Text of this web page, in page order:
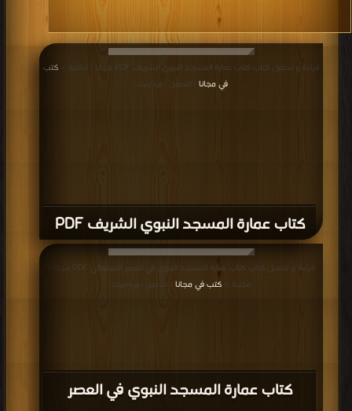
كتاب عمارة المسجد النبوي الشريف PDF
قراءة و تحميل كتاب كتاب عمارة المسجد النبوي الشريف PDF مجانا | مكتبة >
كتب
في مجانا | التحميل : مرة/مرات
كتاب عمارة المسجد النبوي في العصر
قراءة و تحميل كتاب كتاب عمارة المسجد النبوي في العصر المملوكي PDF مجانا |
مكتبة >كتب في مجانا | التحميل : مرة/مرات